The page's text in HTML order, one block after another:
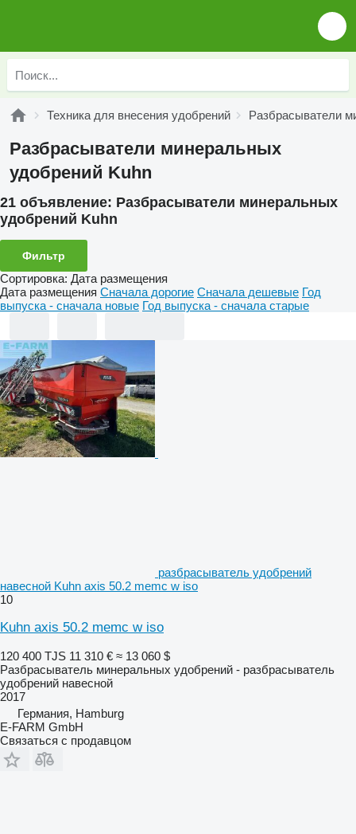
Техника для внесения удобрений Разбрасыватели
Разбрасыватели минеральных
удобрений Kuhn
21 объявление: Разбрасыватели минеральных
удобрений Kuhn
Фильтр
Сортировка: Дата размещения
Дата размещения Сначала дорогие Сначала дешевые Год
выпуска - сначала новые Год выпуска - сначала старые
разбрасыватель удобрений
навесной Kuhn axis 50.2 memc w iso
10
Kuhn axis 50.2 memc w iso
120 400 TJS 11 310 € ≈ 13 060 $
Разбрасыватель минеральных удобрений - разбрасыватель
удобрений навесной
2017
Германия, Hamburg
E-FARM GmbH
Связаться с продавцом